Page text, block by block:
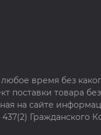
время без
поставки товара
на сайте
Гражданского